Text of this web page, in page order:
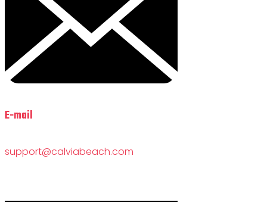
E-mail
support@calviabeach.com